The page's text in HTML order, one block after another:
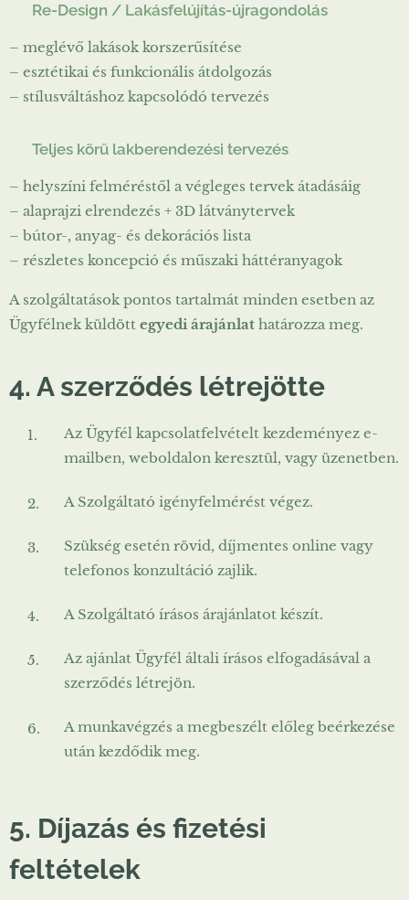
Re-Design / Lakásfelújítás-újragondolás
– meglévő lakások korszerűsítése
– esztétikai és funkcionális átdolgozás
– stílusváltáshoz kapcsolódó tervezés
Teljes körű lakberendezési tervezés
– helyszíni felméréstől a végleges tervek átadásáig
– alaprajzi elrendezés + 3D látványtervek
– bútor-, anyag- és dekorációs lista
– részletes koncepció és műszaki háttéranyagok
A szolgáltatások pontos tartalmát minden esetben az
Ügyfélnek küldött egyedi árajánlat határozza meg.
4. A szerződés létrejötte
Az Ügyfél kapcsolatfelvételt kezdeményez e-
mailben, weboldalon keresztül, vagy üzenetben.
A Szolgáltató igényfelmérést végez.
Szükség esetén rövid, díjmentes online vagy
telefonos konzultáció zajlik.
A Szolgáltató írásos árajánlatot készít.
Az ajánlat Ügyfél általi írásos elfogadásával a
szerződés létrejön.
A munkavégzés a megbeszélt előleg beérkezése
után kezdődik meg.
5. Díjazás és fizetési
feltételek